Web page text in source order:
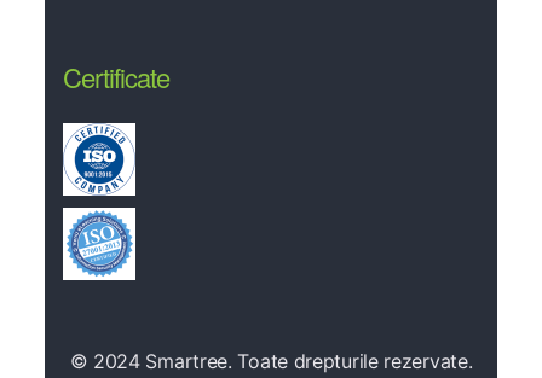
Certificate
© 2024 Smartree. Toate drepturile rezervate.